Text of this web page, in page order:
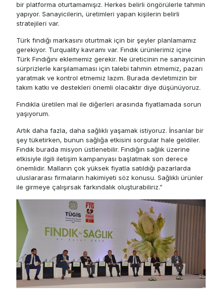
bir platforma oturtamamışız. Herkes belirli öngörülerle tahmin
yapıyor. Sanayicilerin, üretimleri yapan kişilerin belirli
stratejileri var.
Türk fındığı markasını oturtmak için bir şeyler planlamamız
gerekiyor. Turquality kavramı var. Fındık ürünlerimiz içine
Türk Fındığını eklememiz gerekir. Ne üreticinin ne sanayicinin
sürprizlerle karşılamaması için talebi tahmin etmemiz, pazarı
yaratmak ve kontrol etmemiz lazım. Burada devletimizin bir
takım katkı ve destekleri önemli olacaktır diye düşünüyoruz.
Fındıkla üretilen mal ile diğerleri arasında fiyatlamada sorun
yaşıyorum.
Artık daha fazla, daha sağlıklı yaşamak istiyoruz. İnsanlar bir
şey tüketirken, bunun sağlığa etkisini sorgular hale geldiler.
Fındık burada misyon üstlenebilir. Fındığın sağlık üzerine
etkisiyle ilgili iletişim kampanyası başlatmak son derece
önemlidir. Malların çok yüksek fiyatla satıldığı pazarlarda
uluslararası firmaların hakimiyeti söz konusu. Sağlıklı ürünler
ile girmeye çalışırsak farkındalık oluşturabiliriz.”